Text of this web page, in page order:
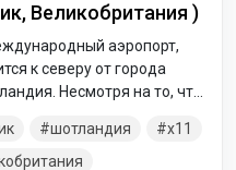
Великобритания )
аэропорт,
к северу от города
Несмотря на то, что
км от Глазго, обычно
В архиве две
шотландия
x11